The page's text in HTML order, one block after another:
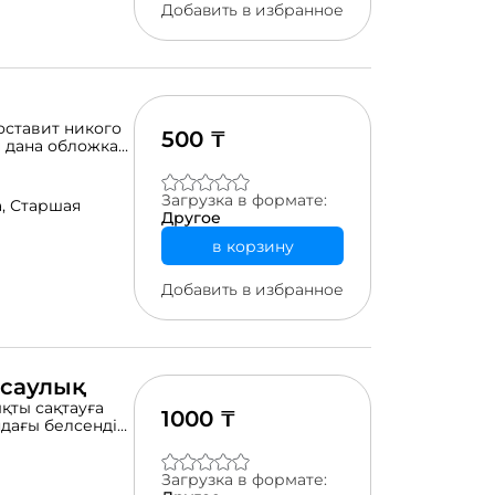
Добавить в избранное
никого
обложка
раздела.
стулья или
pdf). На
количество
Старшая
500 ₸
Загрузка в формате:
Другое
в корзину
Добавить в избранное
сақтауға
белсенді
түрде
негізгі
1000 ₸
Загрузка в формате: